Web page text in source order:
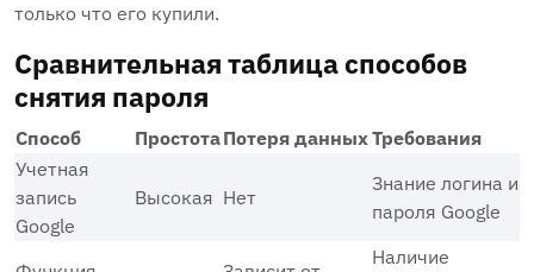
только что его купили.
Сравнительная таблица способов
снятия пароля
Способ ПростотаПотеря данныхТребования
Учетная
запись
Google
Высокая Нет
Знание логина и
пароля Google
Наличие